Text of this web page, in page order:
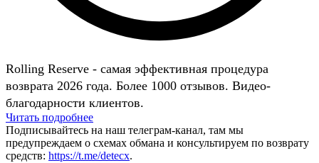
Rolling Reserve - самая эффективная процедура
возврата 2026 года. Более 1000 отзывов. Видео-
благодарности клиентов.
Читать подробнее
Подписывайтесь на наш телеграм-канал, там мы
предупреждаем о схемах обмана и консультируем по возврату
средств: https://t.me/detecx.